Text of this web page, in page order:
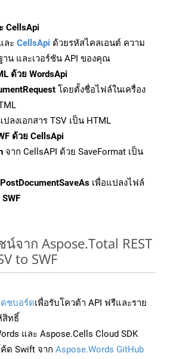
CellsApi
ละ CellsApi ด้วยรหัสไคลเอนต์ ความ
าน และเวอร์ชัน API ของคุณ
ด้วย WordsApi
โดยตั้งชื่อไฟล์ในเครื่อง
ลงเอกสาร TSV เป็น HTML
ด้วย CellsApi
จาก CellsAPI ด้วย SaveFormat เป็น
เพื่อแปลงไฟล์
SWF
จาก Aspose.Total REST
to SWF
ชบอร์ดเพื่อรับโควต้า API ฟรีและราย
สิทธิ์
และ Aspose.Cells Cloud SDK
ด Swift จาก Aspose.Words GitHub